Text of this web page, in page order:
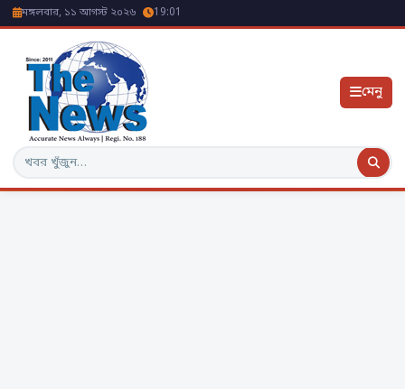
মঙ্গলবার, ১১ আগস্ট ২০২৬ 19:01
মেনু
অনুসন্ধান